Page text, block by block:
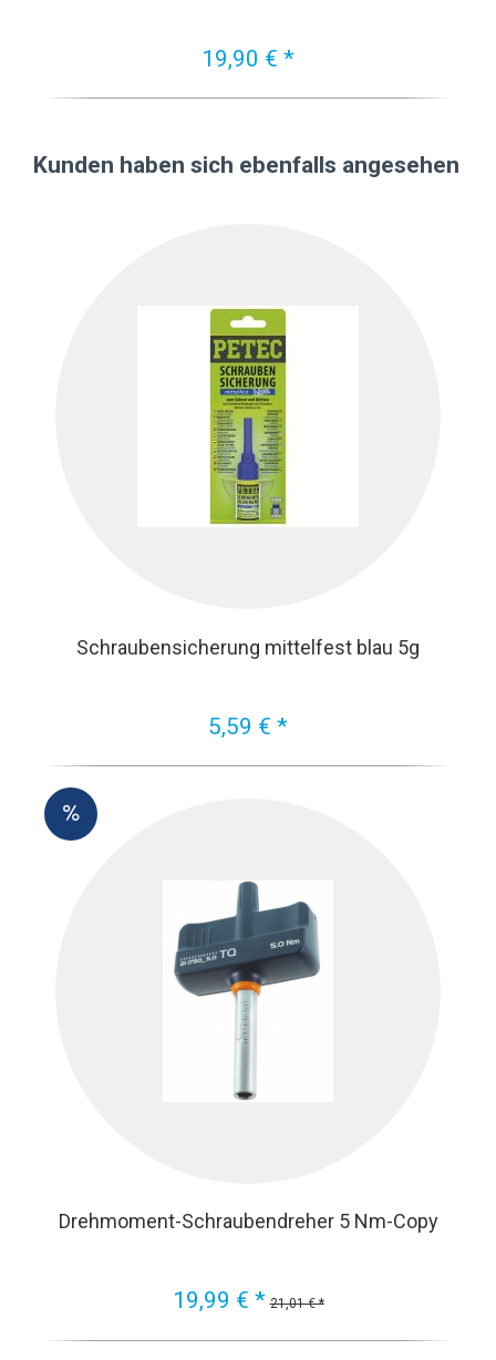
19,90 € *
Kunden haben sich ebenfalls angesehen
Schraubensicherung mittelfest blau 5g
5,59 € *
Drehmoment-Schraubendreher 5 Nm-Copy
19,99 € * 21,01 € *